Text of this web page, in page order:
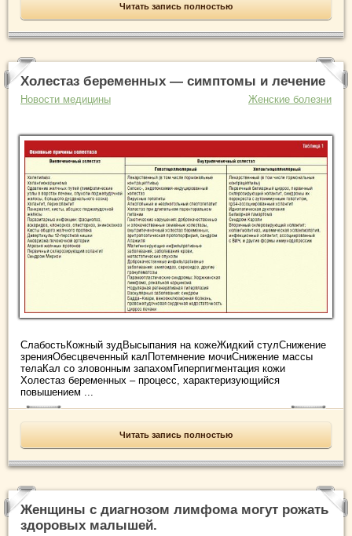
Читать запись полностью
Холестаз беременных — симптомы и лечение
Новости медицины Женские болезни
СлабостьКожный зудВысыпания на кожеЖидкий стулСнижение
зренияОбесцвеченный калПотемнение мочиСнижение массы
телаКал со зловонным запахомГиперпигментация кожи
Холестаз беременных – процесс, характеризующийся
повышением ...
Читать запись полностью
Женщины с диагнозом лимфома могут рожать
здоровых малышей.